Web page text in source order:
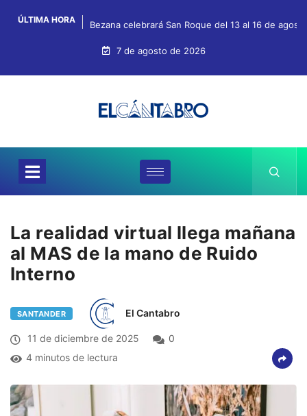
ÚLTIMA HORA Bezana celebrará San Roque del 13 al 16 de
7 de agosto de 2026
La realidad virtual llega mañana
al MAS de la mano de Ruido
Interno
SANTANDER El Cantabro
11 de diciembre de 2025
0
4 minutos de lectura